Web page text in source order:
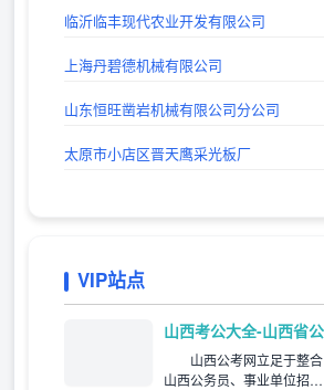
临沂临丰现代农业开发有限公司
上海丹碧德机械有限公司
山东恒旺凿岩机械有限公司分公司
太原市小店区晋天鹰采光板厂
VIP站点
山西公考网立足于整合
山西公务员、事业单位招聘